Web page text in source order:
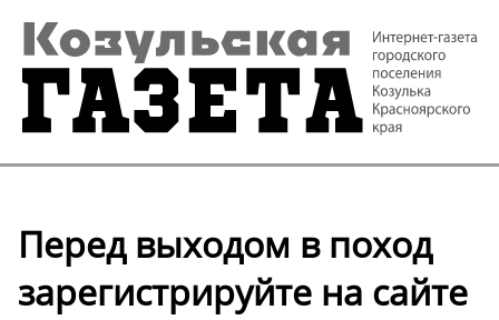
Перед выходом в поход
зарегистрируйте на сайте